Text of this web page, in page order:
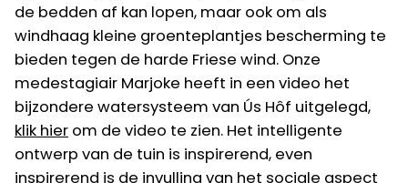
de bedden af kan lopen, maar ook om als
windhaag kleine groenteplantjes bescherming te
bieden tegen de harde Friese wind. Onze
medestagiair Marjoke heeft in een video het
bijzondere watersysteem van Ús Hôf uitgelegd,
klik hier om de video te zien. Het intelligente
ontwerp van de tuin is inspirerend, even
inspirerend is de invulling van het sociale aspect